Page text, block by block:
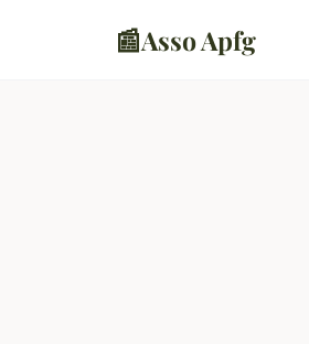
📰Asso Apfg